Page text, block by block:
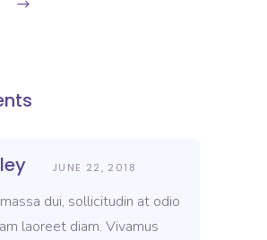
JUNE 22, 2018
dui, sollicitudin at odio
laoreet diam. Vivamus